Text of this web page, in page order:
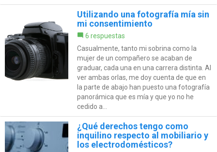
Utilizando una fotografía mía sin
mi consentimiento
6 respuestas
Casualmente, tanto mi sobrina como la
mujer de un compañero se acaban de
graduar, cada una en una carrera distinta. Al
ver ambas orlas, me doy cuenta de que en
la parte de abajo han puesto una fotografía
panorámica que es mía y que yo no he
cedido a...
¿Qué derechos tengo como
inquilino respecto al mobiliario y
los electrodomésticos?